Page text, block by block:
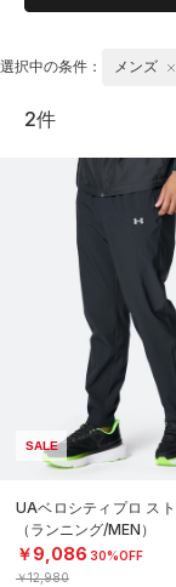
選択中の条件： メンズ
2件
SALE
UAベロシティプロ ス
（ランニング/MEN）
￥9,086 30%OFF
￥12,980